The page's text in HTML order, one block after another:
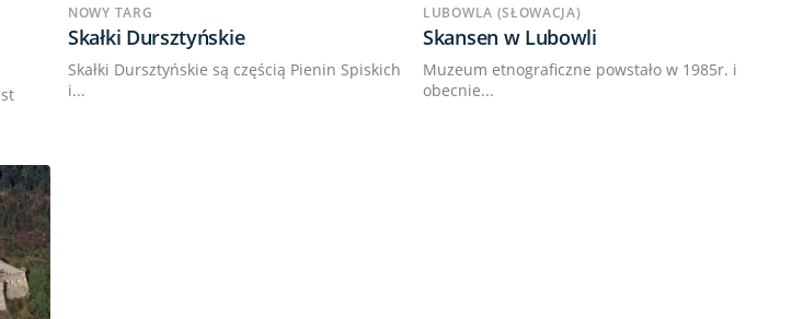
NOWY TARG
Skałki Dursztyńskie
Skałki Dursztyńskie są częścią Pienin Spiskich
i...
LUBOWLA (SŁOWACJA)
Skansen w Lubowli
Muzeum etnograficzne powstało w 1985r. i
obecnie...